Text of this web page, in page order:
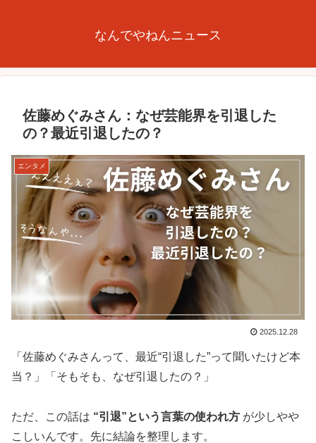
なんでやねんニュース
佐藤めぐみさん：なぜ芸能界を引退した
の？最近引退したの？
エンタメ
2025.12.28
「佐藤めぐみさんって、最近“引退した”って聞いたけど本
当？」「そもそも、なぜ引退したの？」
ただ、この話は “引退”という言葉の使われ方 が少しやや
こしいんです。先に結論を整理します。